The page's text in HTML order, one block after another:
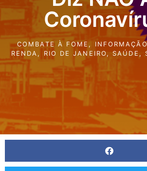
COMBATE À FOME , INFORMAÇÃO
RENDA , RIO DE JANEIRO,SAÚDE ,